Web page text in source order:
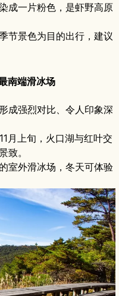
成一片粉色，是虾野高原
节景色为目的出行，建议
南端滑冰场
成强烈对比、令人印象深
月上旬，火口湖与红叶交
致。
室外滑冰场，冬天可体验